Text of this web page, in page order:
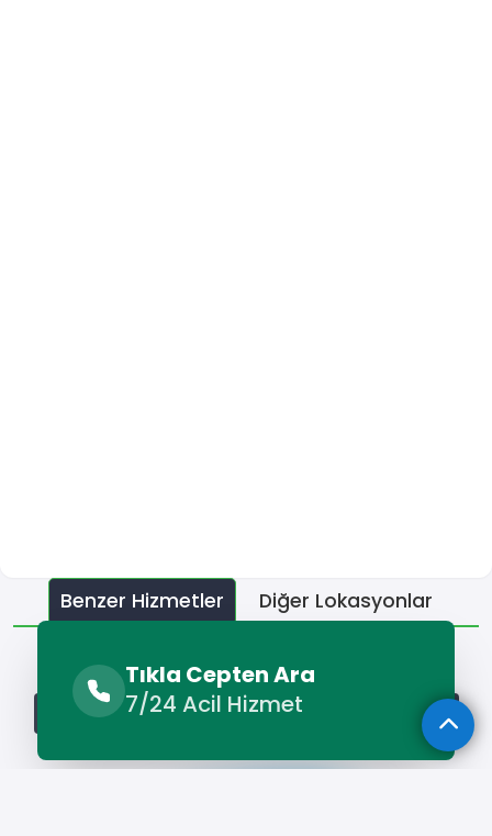
Tıkla Cepten Ara
7/24 Acil Hizmet
Benzer Hizmetler Diğer Lokasyonlar
Benzer Hizmetler
Şenkaya Fotoğrafçı Şenkaya Organizasyon Şirketi